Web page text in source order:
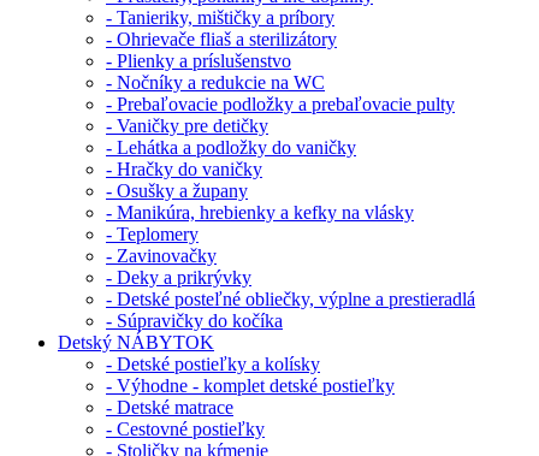
- Tanieriky, mištičky a príbory
- Ohrievače fliaš a sterilizátory
- Plienky a príslušenstvo
- Nočníky a redukcie na WC
- Prebaľovacie podložky a prebaľovacie pulty
- Vaničky pre detičky
- Lehátka a podložky do vaničky
- Hračky do vaničky
- Osušky a župany
- Manikúra, hrebienky a kefky na vlásky
- Teplomery
- Zavinovačky
- Deky a prikrývky
- Detské posteľné obliečky, výplne a prestieradlá
- Súpravičky do kočíka
Detský NÁBYTOK
- Detské postieľky a kolísky
- Výhodne - komplet detské postieľky
- Detské matrace
- Cestovné postieľky
- Stoličky na kŕmenie